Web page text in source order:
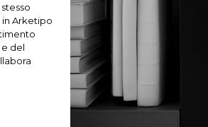
in Arketipo
del